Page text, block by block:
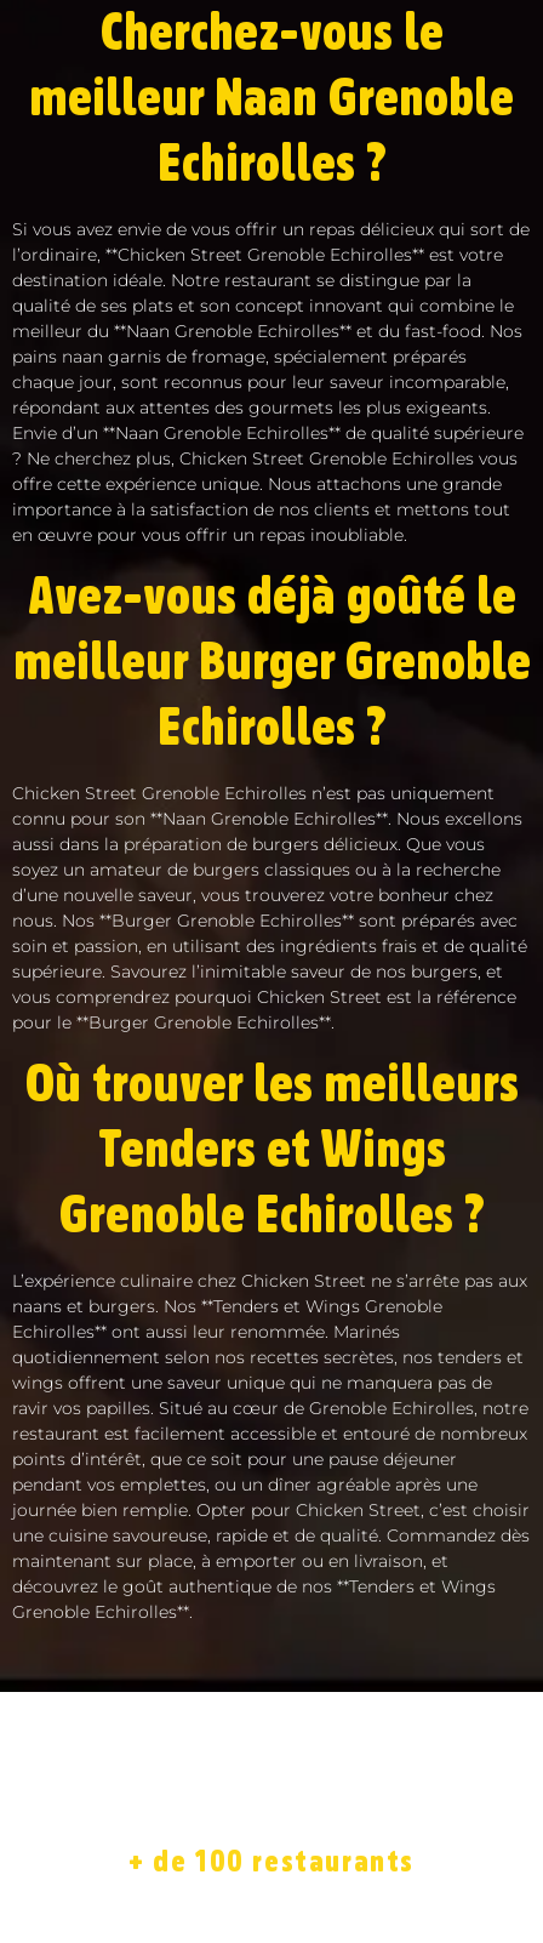
Cherchez-vous le
meilleur Naan Grenoble
Echirolles ?
Si vous avez envie de vous offrir un repas délicieux qui sort de
l’ordinaire, **Chicken Street Grenoble Echirolles** est votre
destination idéale. Notre restaurant se distingue par la
qualité de ses plats et son concept innovant qui combine le
meilleur du **Naan Grenoble Echirolles** et du fast-food. Nos
pains naan garnis de fromage, spécialement préparés
chaque jour, sont reconnus pour leur saveur incomparable,
répondant aux attentes des gourmets les plus exigeants.
Envie d’un **Naan Grenoble Echirolles** de qualité supérieure
? Ne cherchez plus, Chicken Street Grenoble Echirolles vous
offre cette expérience unique. Nous attachons une grande
importance à la satisfaction de nos clients et mettons tout
en œuvre pour vous offrir un repas inoubliable.
Avez-vous déjà goûté le
meilleur Burger Grenoble
Echirolles ?
Chicken Street Grenoble Echirolles n’est pas uniquement
connu pour son **Naan Grenoble Echirolles**. Nous excellons
aussi dans la préparation de burgers délicieux. Que vous
soyez un amateur de burgers classiques ou à la recherche
d’une nouvelle saveur, vous trouverez votre bonheur chez
nous. Nos **Burger Grenoble Echirolles** sont préparés avec
soin et passion, en utilisant des ingrédients frais et de qualité
supérieure. Savourez l’inimitable saveur de nos burgers, et
vous comprendrez pourquoi Chicken Street est la référence
pour le **Burger Grenoble Echirolles**.
Où trouver les meilleurs
Tenders et Wings
Grenoble Echirolles ?
L’expérience culinaire chez Chicken Street ne s’arrête pas aux
naans et burgers. Nos **Tenders et Wings Grenoble
Echirolles** ont aussi leur renommée. Marinés
quotidiennement selon nos recettes secrètes, nos tenders et
wings offrent une saveur unique qui ne manquera pas de
ravir vos papilles. Situé au cœur de Grenoble Echirolles, notre
restaurant est facilement accessible et entouré de nombreux
points d’intérêt, que ce soit pour une pause déjeuner
pendant vos emplettes, ou un dîner agréable après une
journée bien remplie. Opter pour Chicken Street, c’est choisir
une cuisine savoureuse, rapide et de qualité. Commandez dès
maintenant sur place, à emporter ou en livraison, et
découvrez le goût authentique de nos **Tenders et Wings
Grenoble Echirolles**.
+ de 100 restaurants